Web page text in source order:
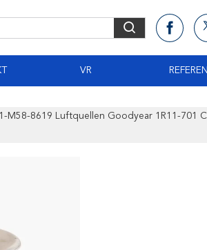
VR
M58-8619 Luftquellen Goodyear 1R11-701